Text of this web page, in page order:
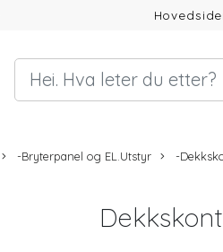
-Bryterpanel og EL.Utstyr -